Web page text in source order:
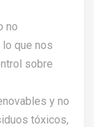
no
que nos
sobre
y no
tóxicos,